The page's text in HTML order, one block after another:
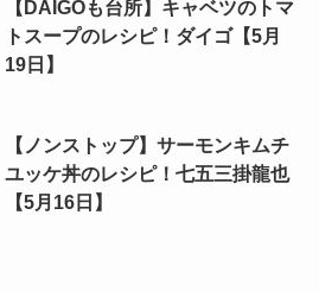
【DAIGOも台所】キャベツのトマ
トスープのレシピ！ダイゴ【5月
19日】
【ノンストップ】サーモンキムチ
ユッケ丼のレシピ！七五三掛龍也
【5月16日】